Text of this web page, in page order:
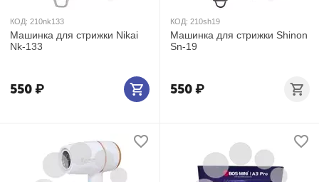
КОД: 210nk133
Машинка для стрижки Nikai
Nk-133
550₽
КОД: 210sh19
Машинка для стрижки Shinon
Sn-19
550₽